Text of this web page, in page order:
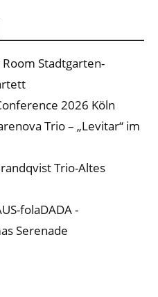
Room Stadtgarten-
2026 Köln
Trio – „Levitar“ im
Trio-Altes
folaDADA -
Serenade